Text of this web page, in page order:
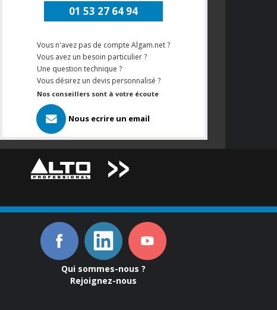
01 53 27 64 94
Vous n'avez pas de compte Algam.net ?
Vous avez un besoin particulier ?
Une question technique ?
Vous désirez un devis personnalisé ?
Nos conseillers sont à votre écoute
Nous ecrire un email
Qui sommes-nous ?
Rejoignez-nous